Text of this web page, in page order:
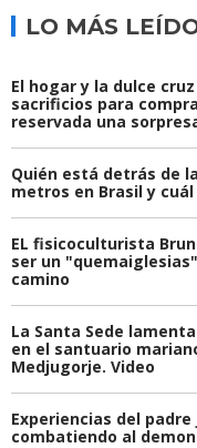
LO MÁS
El hogar y la dulce
sacrificios para
reservada una
Quién está detrás de
metros en Brasil y
EL fisicoculturista
ser un
camino
La Santa Sede
en el santuario
Medjugorje. Video
Experiencias del padre
combatiendo al